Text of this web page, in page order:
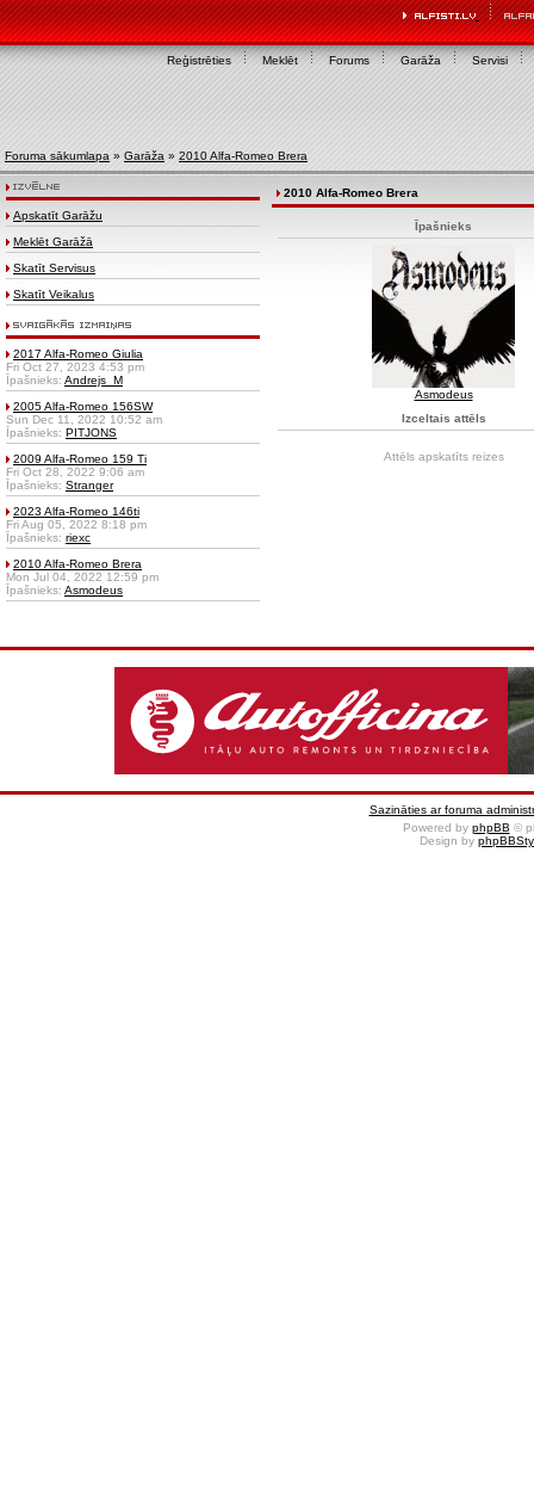
Reģistrēties Meklēt Forums Garāža Servisi
Foruma sākumlapa » Garāža » 2010 Alfa-Romeo Brera
Apskatīt Garāžu
Meklēt Garāžā
Skatīt Servisus
Skatīt Veikalus
2017 Alfa-Romeo Giulia
Fri Oct 27, 2023 4:53 pm
Īpašnieks: Andrejs_M
2005 Alfa-Romeo 156SW
Sun Dec 11, 2022 10:52 am
Īpašnieks: PITJONS
2009 Alfa-Romeo 159 Ti
Fri Oct 28, 2022 9:06 am
Īpašnieks: Stranger
2023 Alfa-Romeo 146ti
Fri Aug 05, 2022 8:18 pm
Īpašnieks: riexc
2010 Alfa-Romeo Brera
Mon Jul 04, 2022 12:59 pm
Īpašnieks: Asmodeus
2010 Alfa-Romeo Brera
Īpašnieks
Asmodeus
Izceltais attēls
Attēls apskatīts reizes
Sazināties ar foruma
Powered by phpBB ©
Design by